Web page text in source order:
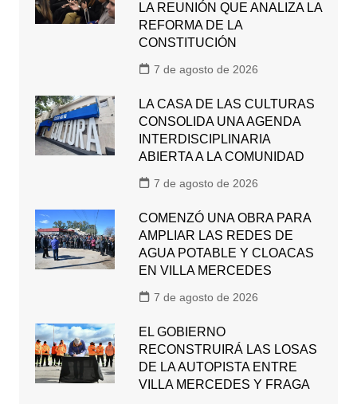
LA REUNIÓN QUE ANALIZA LA
REFORMA DE LA
CONSTITUCIÓN
7 de agosto de 2026
LA CASA DE LAS CULTURAS
CONSOLIDA UNA AGENDA
INTERDISCIPLINARIA
ABIERTA A LA COMUNIDAD
7 de agosto de 2026
COMENZÓ UNA OBRA PARA
AMPLIAR LAS REDES DE
AGUA POTABLE Y CLOACAS
EN VILLA MERCEDES
7 de agosto de 2026
EL GOBIERNO
RECONSTRUIRÁ LAS LOSAS
DE LA AUTOPISTA ENTRE
VILLA MERCEDES Y FRAGA